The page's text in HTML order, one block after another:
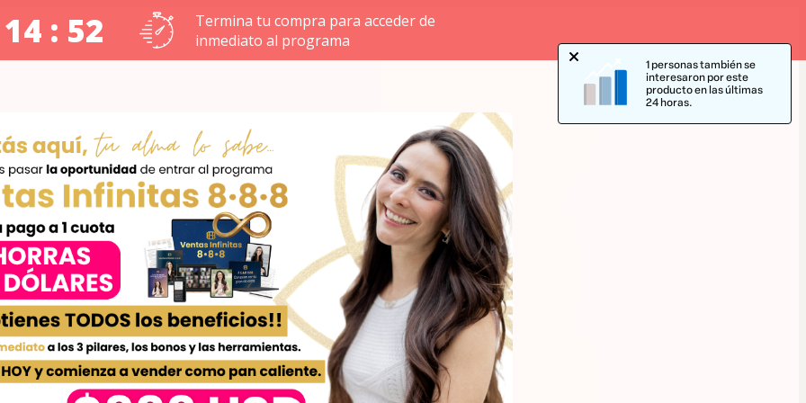
: 51
Termina tu compra para acceder de
inmediato al programa
1 personas también se
interesaron por este
producto en las últimas
24 horas.